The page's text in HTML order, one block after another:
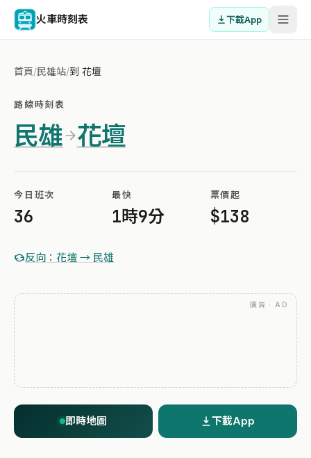
火車時刻表 下載App
首頁/民雄站/到 花壇
路線時刻表
民雄 花壇
今日班次
36
最快
1時9分
票價起
$138
反向：花壇 → 民雄
廣告 · AD
即時地圖 下載App